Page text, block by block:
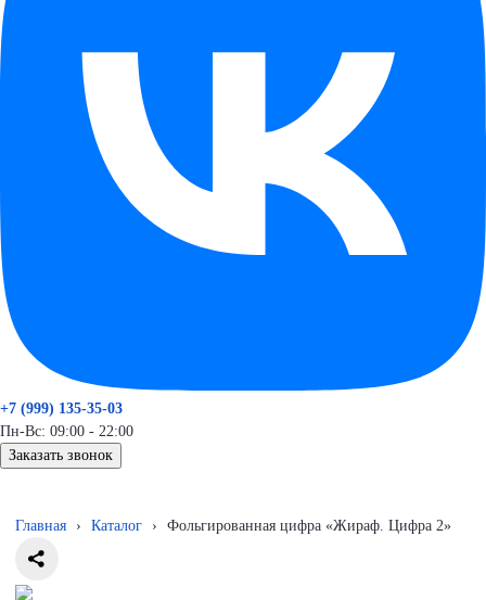
+7 (999) 135-35-03
Пн-Вс: 09:00 - 22:00
Заказать звонок
Главная › Каталог › Фольгированная цифра «Жираф. Цифра 2»